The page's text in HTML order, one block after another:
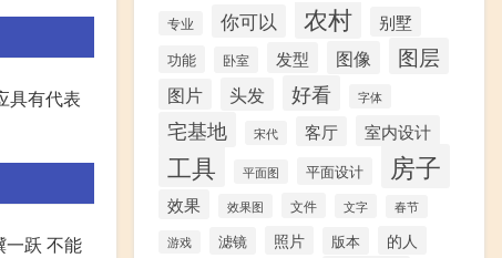
具有代表
一跃 不能
专业 你可以 农村 别墅
功能 卧室 发型 图像 图层
图片 头发 好看 字体
宅基地 宋代 客厅 室内设计
工具 平面图 平面设计 房子
效果 效果图 文件 文字 春节
游戏 滤镜 照片 版本 的人